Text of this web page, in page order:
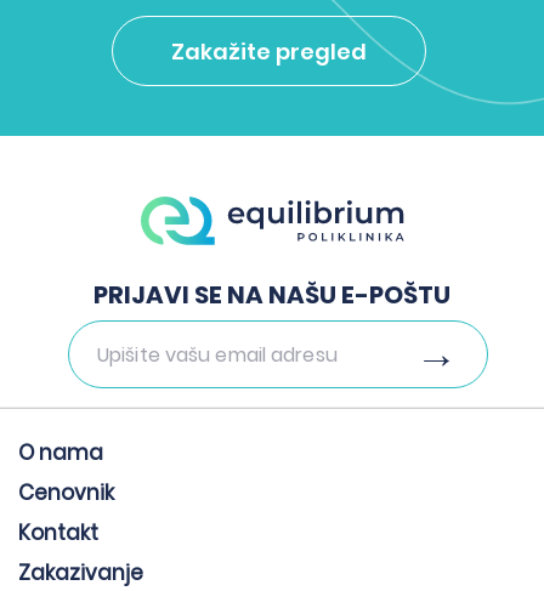
Zakažite pregled
PRIJAVI SE NA NAŠU E-POŠTU
O nama
Cenovnik
Kontakt
Zakazivanje